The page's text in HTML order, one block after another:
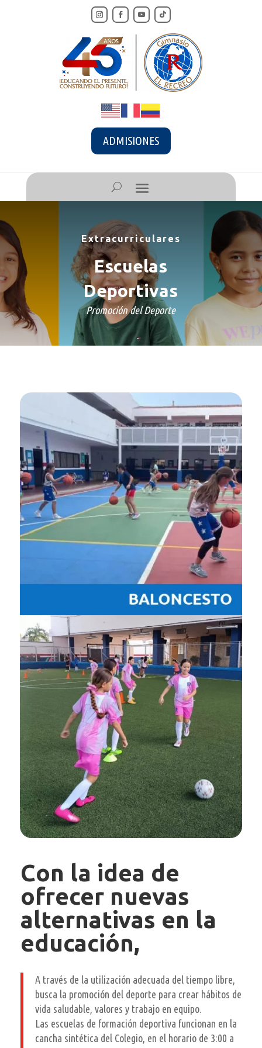
ADMISIONES
Extracurriculares
Escuelas
Deportivas
Promoción del Deporte
Con la idea de
ofrecer nuevas
alternativas en la
educación,
A través de la utilización adecuada del tiempo libre,
busca la promoción del deporte para crear hábitos de
vida saludable, valores y trabajo en equipo.
Las escuelas de formación deportiva funcionan en la
cancha sintética del Colegio, en el horario de 3:00 a